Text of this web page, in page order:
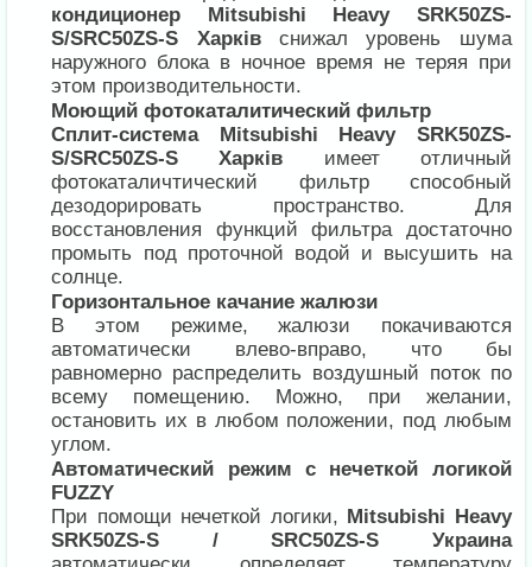
кондиционер Mitsubishi Heavy SRK50ZS-
S/SRC50ZS-S Харківснижал уровень шума
наружного блока в ночное время не теряя при
этом производительности.
Моющий фотокаталитический фильтр
Сплит-система Mitsubishi Heavy SRK50ZS-
S/SRC50ZS-S Харків имеет отличный
фотокаталичтический фильтр способный
дезодорировать пространство. Для
восстановления функций фильтра достаточно
промыть под проточной водой и высушить на
солнце.
Горизонтальное качание жалюзи
В этом режиме, жалюзи покачиваются
автоматически влево-вправо, что бы
равномерно распределить воздушный поток по
всему помещению. Можно, при желании,
остановить их в любом положении, под любым
углом.
Автоматический режим с нечеткой логикой
FUZZY
При помощи нечеткой логики, Mitsubishi Heavy
SRK50ZS-S / SRC50ZS-S Украина